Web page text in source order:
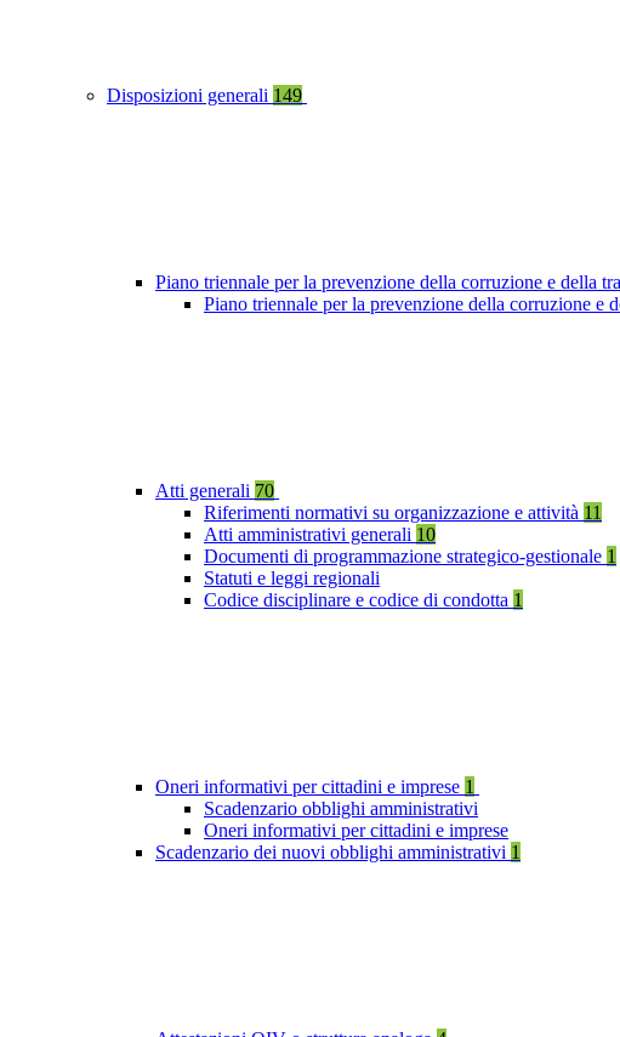
Disposizioni generali 149
Piano triennale per la prevenzione della corruzione e della
Piano triennale per la prevenzione della corruzione e
Atti generali 70
Riferimenti normativi su organizzazione e attività 11
Atti amministrativi generali 10
Documenti di programmazione strategico-gestionale 1
Statuti e leggi regionali
Codice disciplinare e codice di condotta 1
Oneri informativi per cittadini e imprese 1
Scadenzario obblighi amministrativi
Oneri informativi per cittadini e imprese
Scadenzario dei nuovi obblighi amministrativi 1